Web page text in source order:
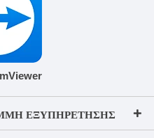
ΕΞΥΠΗΡΈΤΗΣΗΣ